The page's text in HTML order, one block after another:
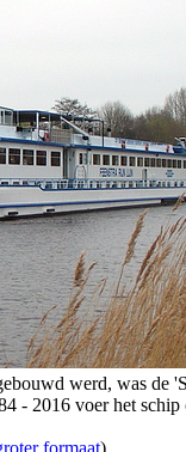
werd, was de
- 2016 voer het
formaat)